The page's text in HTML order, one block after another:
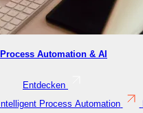
Process Automation & AI
Entdecken
Intelligent Process Automation